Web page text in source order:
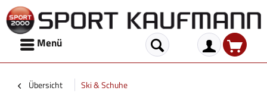
Menü
Übersicht Ski & Schuhe